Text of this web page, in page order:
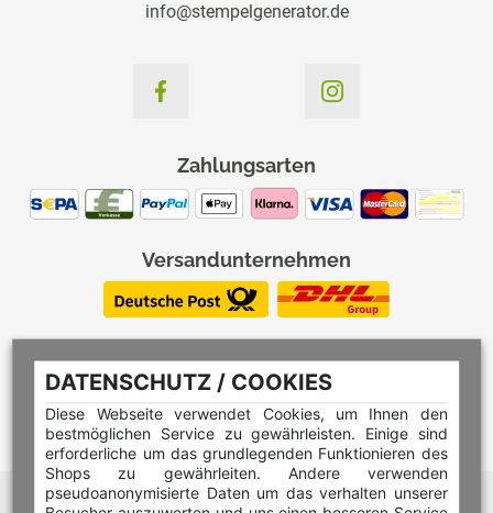
DATENSCHUTZ / COOKIES
Diese Webseite verwendet Cookies, um Ihnen den
bestmöglichen Service zu gewährleisten. Einige sind
erforderliche um das grundlegenden Funktionieren des
Shops zu gewährleiten. Andere verwenden
pseudoanonymisierte Daten um das verhalten unserer
info@stempelgenerator.de
Zahlungsarten
Versandunternehmen
Hilfe Editor